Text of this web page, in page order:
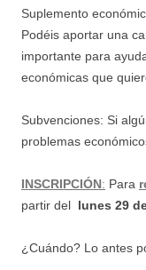
Suplemento
Podéis aportar una
importante para
económicas que
Subvenciones: Si
problemas
INSCRIPCIÓN: Para
partir del lunes 29
¿Cuándo? Lo antes